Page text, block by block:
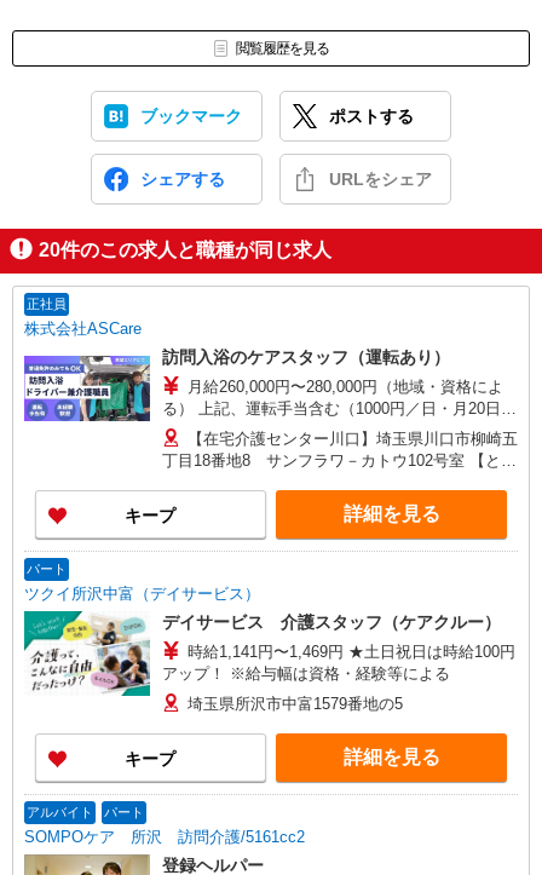
閲覧履歴を見る
ブックマーク ポストする
シェアする URLをシェア
20件のこの求人と職種が同じ求人
正社員
株式会社ASCare
訪問入浴のケアスタッフ（運転あり）
月給260,000円〜280,000円（地域・資格によ
る） 上記、運転手当含む（1000円／日・月20日換
算） ★介護福祉士の方は月給20,000円加算（資格
手当） 別途交通費支給（30,000円上限／月） 別途
残業手当（月平均残業時間15時間）残業代全額支
給
【在宅介護センター川口】埼玉県川口市柳崎五
丁目18番地8 サンフラワ－カトウ102号室 【とこ
川ビル1階 【在宅介護センター加須】埼玉県加須
市花崎一丁目23番地10 【在宅介護センター上尾】
埼玉県上尾市上町一丁目11番地20 伊藤店舗1階
丁目2番地2 AMENITYHOUSE 【在宅介護センタ
ー春日部】埼玉県春日部市粕壁東二丁目3番地40
グレースヒル橋本202号室
キープ 詳細を見る
パート
ツクイ所沢中富（デイサービス）
デイサービス 介護スタッフ（ケアクルー）
時給1,141円〜1,469円 ★土日祝日は時給100円
アップ！ ※給与幅は資格・経験等による
埼玉県所沢市中富1579番地の5
キープ 詳細を見る
アルバイト パート
SOMPOケア 所沢 訪問介護/5161cc2
登録ヘルパー